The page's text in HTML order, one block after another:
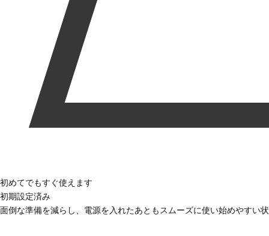
初めてでもすぐ使えます
初期設定済み
面倒な準備を減らし、電源を入れたあともスムーズに使い始めやすい